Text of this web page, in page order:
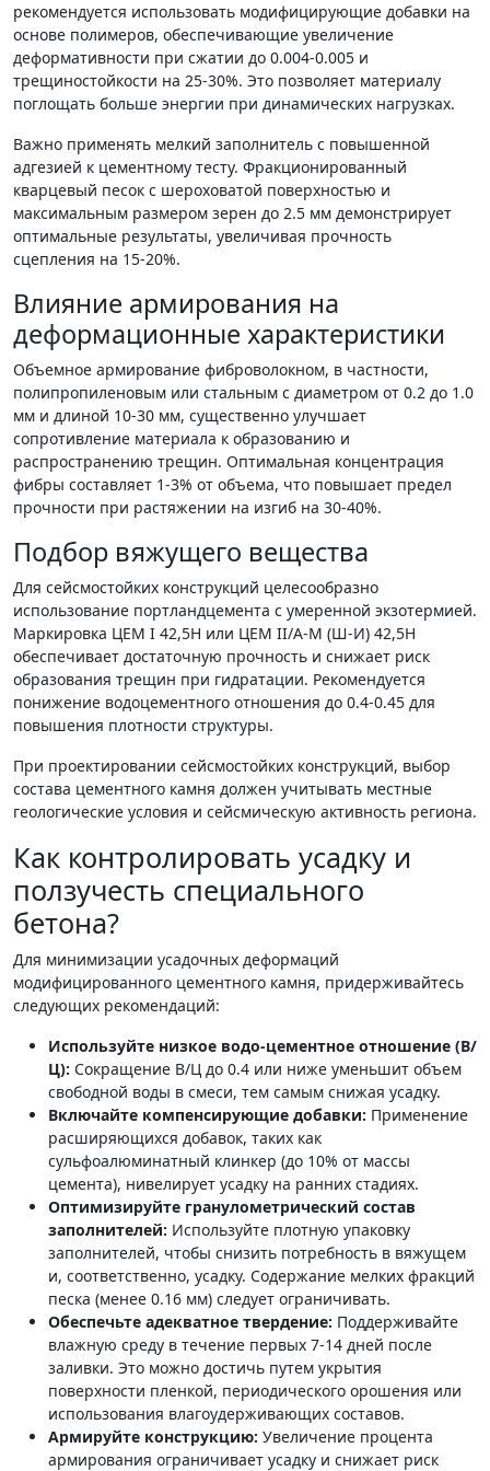
рекомендуется использовать модифицирующие добавки на
основе полимеров, обеспечивающие увеличение
деформативности при сжатии до 0.004-0.005 и
трещиностойкости на 25-30%. Это позволяет материалу
поглощать больше энергии при динамических нагрузках.
Важно применять мелкий заполнитель с повышенной
адгезией к цементному тесту. Фракционированный
кварцевый песок с шероховатой поверхностью и
максимальным размером зерен до 2.5 мм демонстрирует
оптимальные результаты, увеличивая прочность
сцепления на 15-20%.
Влияние армирования на
деформационные характеристики
Объемное армирование фиброволокном, в частности,
полипропиленовым или стальным с диаметром от 0.2 до 1.0
мм и длиной 10-30 мм, существенно улучшает
сопротивление материала к образованию и
распространению трещин. Оптимальная концентрация
фибры составляет 1-3% от объема, что повышает предел
прочности при растяжении на изгиб на 30-40%.
Подбор вяжущего вещества
Для сейсмостойких конструкций целесообразно
использование портландцемента с умеренной экзотермией.
Маркировка ЦЕМ I 42,5Н или ЦЕМ II/А-М (Ш-И) 42,5Н
обеспечивает достаточную прочность и снижает риск
образования трещин при гидратации. Рекомендуется
понижение водоцементного отношения до 0.4-0.45 для
повышения плотности структуры.
При проектировании сейсмостойких конструкций, выбор
состава цементного камня должен учитывать местные
геологические условия и сейсмическую активность региона.
Как контролировать усадку и
ползучесть специального
бетона?
Для минимизации усадочных деформаций
модифицированного цементного камня, придерживайтесь
следующих рекомендаций:
Используйте низкое водо-цементное отношение (В/
Ц): Сокращение В/Ц до 0.4 или ниже уменьшит объем
свободной воды в смеси, тем самым снижая усадку.
Включайте компенсирующие добавки: Применение
расширяющихся добавок, таких как
сульфоалюминатный клинкер (до 10% от массы
цемента), нивелирует усадку на ранних стадиях.
Оптимизируйте гранулометрический состав
заполнителей: Используйте плотную упаковку
заполнителей, чтобы снизить потребность в вяжущем
и, соответственно, усадку. Содержание мелких фракций
песка (менее 0.16 мм) следует ограничивать.
Обеспечьте адекватное твердение: Поддерживайте
влажную среду в течение первых 7-14 дней после
заливки. Это можно достичь путем укрытия
поверхности пленкой, периодического орошения или
использования влагоудерживающих составов.
Армируйте конструкцию: Увеличение процента
армирования ограничивает усадку и снижает риск